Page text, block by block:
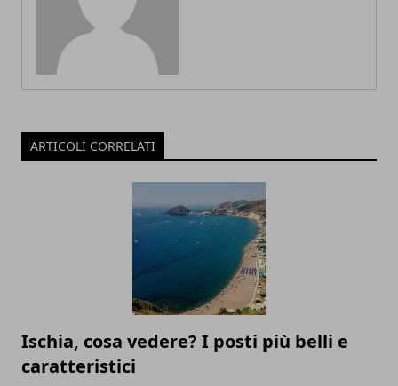
ARTICOLI CORRELATI
Ischia, cosa vedere? I posti più belli e
caratteristici